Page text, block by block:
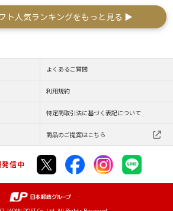
ト人気ランキングをもっと見る ▶
よくあるご質問
利用規約
特定商取引法に基づく表記について
商品のご提案はこちら
信中